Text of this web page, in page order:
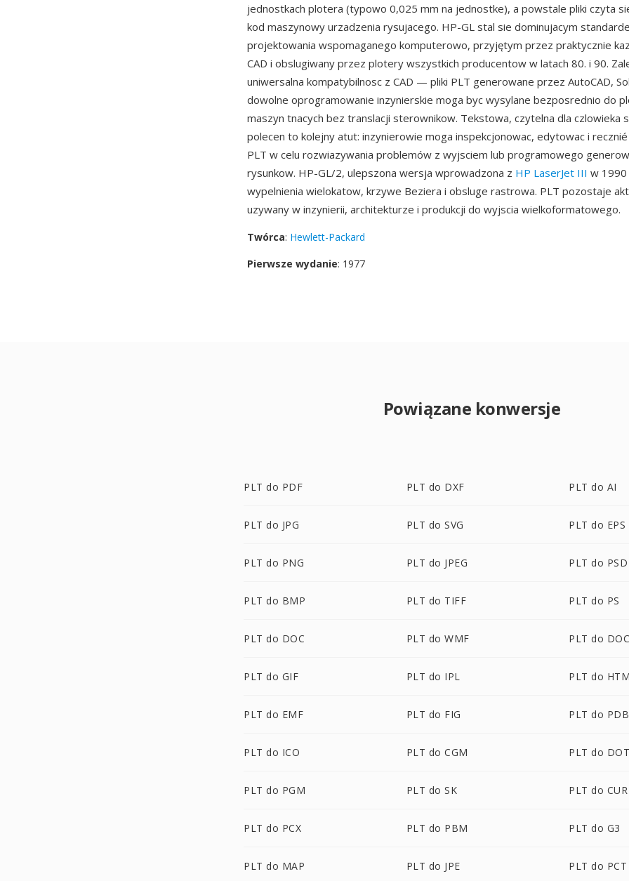
jednostkach plotera (typowo 0,025 mm na jednostke), a powstale pliki czyta
kod maszynowy urzadzenia rysujacego. HP-GL stal sie dominujacym
projektowania wspomaganego komputerowo, przyjętym przez praktycznie
CAD i obslugiwany przez plotery wszystkich producentow w latach 80. i 90.
uniwersalna kompatybilnosc z CAD — pliki PLT generowane przez AutoCAD,
dowolne oprogramowanie inzynierskie moga byc wysylane bezposrednio do
maszyn tnacych bez translacji sterownikow. Tekstowa, czytelna dla czlowieka
polecen to kolejny atut: inzynierowie moga inspekcjonowac, edytowac i recznié
PLT w celu rozwiazywania problemów z wyjsciem lub programowego
rysunkow. HP-GL/2, ulepszona wersja wprowadzona z HP LaserJet III w 1990
wypelnienia wielokatow, krzywe Beziera i obsluge rastrowa. PLT pozostaje
uzywany w inzynierii, architekturze i produkcji do wyjscia wielkoformatowego.
Twórca: Hewlett-Packard
Pierwsze wydanie: 1977
Powiązane konwersje
PLT do PDF PLT do DXF PLT do AI
PLT do JPG PLT do SVG PLT do EPS
PLT do PNG PLT do JPEG PLT do PSD
PLT do BMP PLT do TIFF PLT do PS
PLT do DOC PLT do WMF PLT do
PLT do GIF PLT do IPL PLT do
PLT do EMF PLT do FIG PLT do PDB
PLT do ICO PLT do CGM PLT do DOT
PLT do PGM PLT do SK PLT do CUR
PLT do PCX PLT do PBM PLT do G3
PLT do MAP PLT do JPE PLT do PCT